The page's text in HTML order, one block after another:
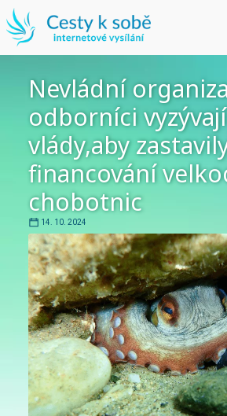
Nevládní
odborníci vyzývají
vlády,aby
financování
chobotnic
14. 10. 2024